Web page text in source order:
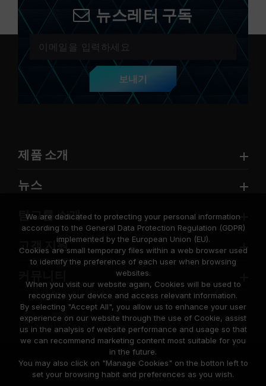
뉴스레터 구독
보내기
제품 소개
뉴스
팀그룹 소개
고객 지원
© 2026 Team Group Inc. All Rights Reserved.
We are dedicated to protecting your personal information
according to the General Data Protection Regulation (GDPR)
implemented by the European Union (EU).
Cookies are small temporary files within a web browser used
to identify the preference of each user when browsing
websites.
When you visit our website again, Cookies will be used to
recognize your device and access relevant information.
By selecting "Accept All", you allow us to enhance your user
experience on our website through the use of Cookie, assist
us in the analysis of website performance and usage so that
we can recommend marketing content most suitable for you
in the future.
You may also click on "Manage Cookies" on the botton left to
set your browsing habit and preferences as you wish.